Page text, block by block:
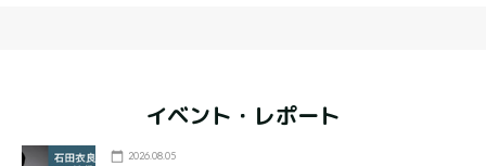
イベント・レポート
2026.08.05